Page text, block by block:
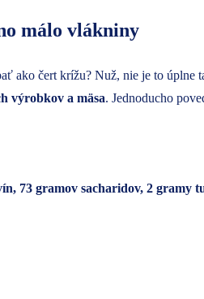
málo vlákniny
ako čert krížu? Nuž, nie je to úplne
výrobkov a mäsa. Jednoducho
73 gramov sacharidov, 2 gramy